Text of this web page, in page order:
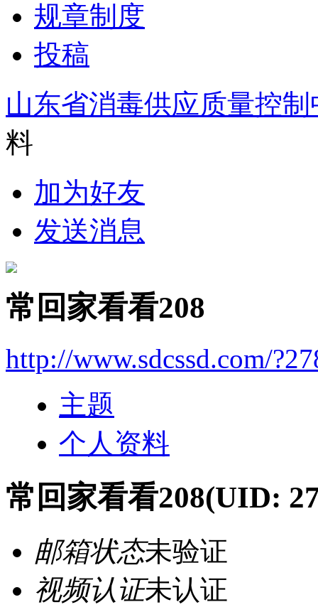
规章制度
投稿
山东省消毒供应质量控制
料
加为好友
发送消息
常回家看看208
http://www.sdcssd.com/
主题
个人资料
常回家看看208(UID:
邮箱状态未验证
视频认证未认证